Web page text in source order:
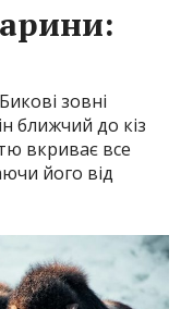
зовні
ближчий до кіз
вкриває все
його від